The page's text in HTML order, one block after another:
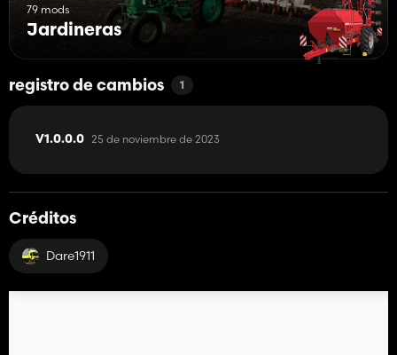
79 mods
Jardineras
registro de cambios 1
V1.0.0.0 25 de noviembre de 2023
Créditos
Dare1911